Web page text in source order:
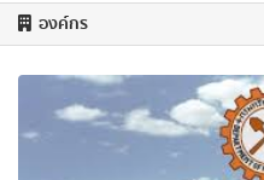
องค์กร